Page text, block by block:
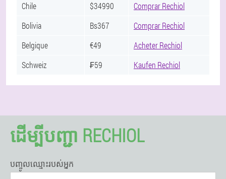
Chile
$34990
Comprar Rechiol
Bolivia
Bs367
Comprar Rechiol
Belgique
€49
Acheter Rechiol
Schweiz
₣59 Kaufen Rechiol
ដើម្បី​បញ្ជា RECHIOL
បញ្ចូល​ឈ្មោះ​របស់​អ្នក